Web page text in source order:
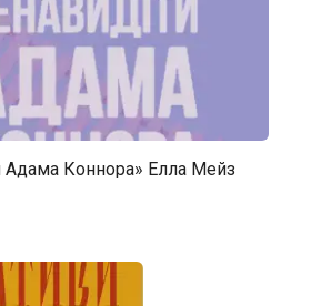
Адама Коннора» Елла Мейз